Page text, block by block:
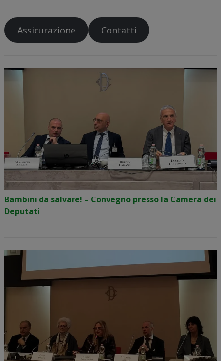
Assicurazione Contatti
Bambini da salvare! – Convegno presso la Camera dei
Deputati